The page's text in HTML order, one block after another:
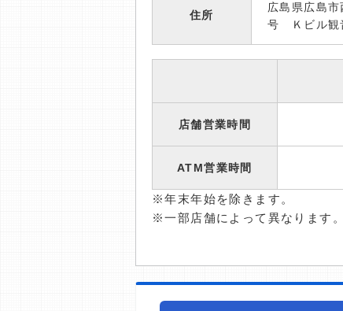
住所
広島県広島
号 Ｋビル観
店舗営業時間
ATM営業時間
※年末年始を除きます。
※一部店舗によって異なります。